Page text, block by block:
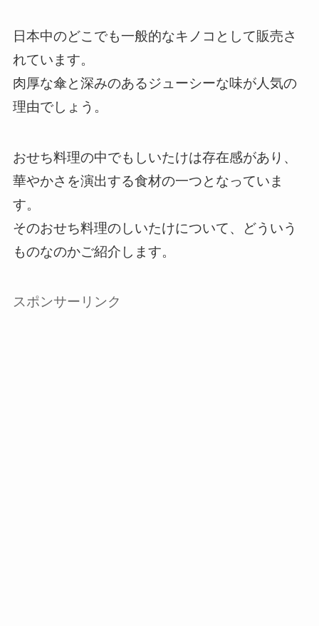
日本中のどこでも一般的なキノコとして販売さ
れています。
肉厚な傘と深みのあるジューシーな味が人気の
理由でしょう。
おせち料理の中でもしいたけは存在感があり、
華やかさを演出する食材の一つとなっていま
す。
そのおせち料理のしいたけについて、どういう
ものなのかご紹介します。
スポンサーリンク